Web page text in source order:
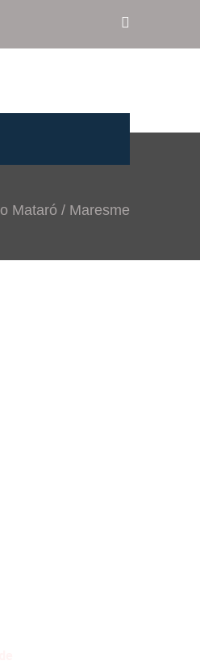
Mataró / Maresme